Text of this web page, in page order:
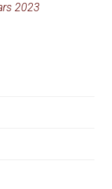
2023